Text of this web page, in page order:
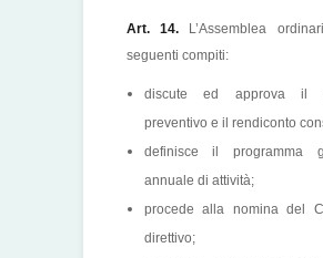
Art. 14.
L’Assemblea
seguenti compiti:
discute ed approva il
preventivo e il rendiconto
definisce il programma
annuale di attività;
procede alla nomina del
direttivo;